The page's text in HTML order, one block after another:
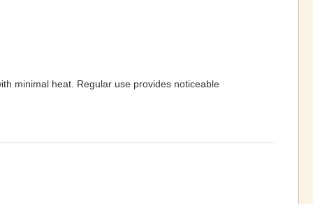
minimal heat. Regular use provides noticeable